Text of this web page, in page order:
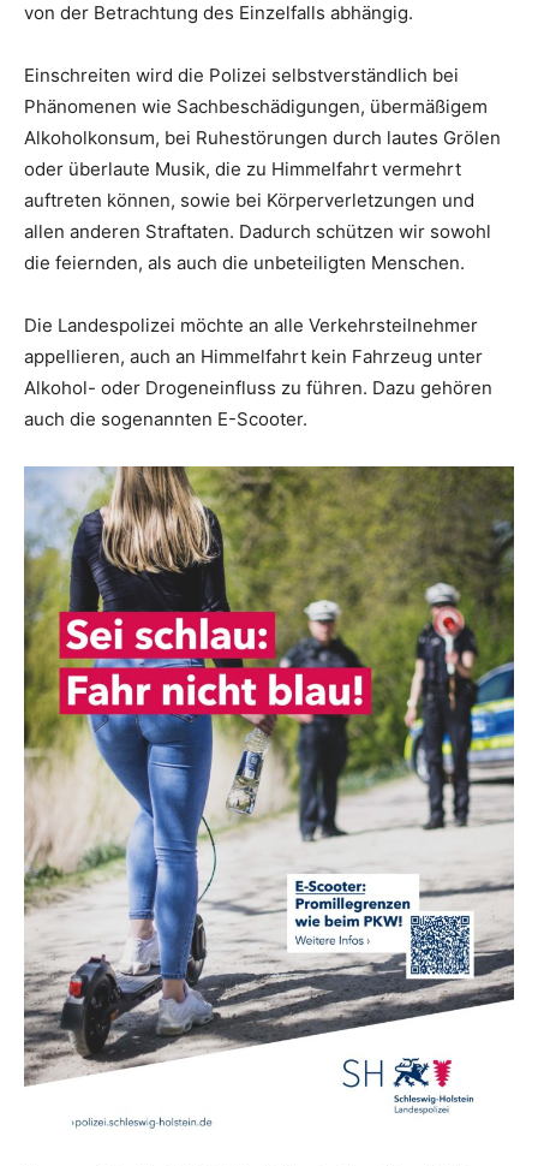
von der Betrachtung des Einzelfalls abhängig.
Einschreiten wird die Polizei selbstverständlich bei
Phänomenen wie Sachbeschädigungen, übermäßigem
Alkoholkonsum, bei Ruhestörungen durch lautes Grölen
oder überlaute Musik, die zu Himmelfahrt vermehrt
auftreten können, sowie bei Körperverletzungen und
allen anderen Straftaten. Dadurch schützen wir sowohl
die feiernden, als auch die unbeteiligten Menschen.
Die Landespolizei möchte an alle Verkehrsteilnehmer
appellieren, auch an Himmelfahrt kein Fahrzeug unter
Alkohol- oder Drogeneinfluss zu führen. Dazu gehören
auch die sogenannten E-Scooter.